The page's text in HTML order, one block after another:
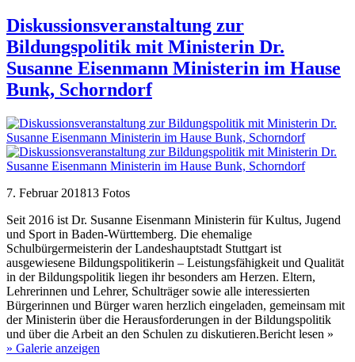
Diskussionsveranstaltung zur
Bildungspolitik mit Ministerin Dr.
Susanne Eisenmann Ministerin im Hause
Bunk, Schorndorf
7. Februar 201813 Fotos
Seit 2016 ist Dr. Susanne Eisenmann Ministerin für Kultus, Jugend
und Sport in Baden-Württemberg. Die ehemalige
Schulbürgermeisterin der Landeshauptstadt Stuttgart ist
ausgewiesene Bildungspolitikerin – Leistungsfähigkeit und Qualität
in der Bildungspolitik liegen ihr besonders am Herzen. Eltern,
Lehrerinnen und Lehrer, Schulträger sowie alle interessierten
Bürgerinnen und Bürger waren herzlich eingeladen, gemeinsam mit
der Ministerin über die Herausforderungen in der Bildungspolitik
und über die Arbeit an den Schulen zu diskutieren.Bericht lesen »
» Galerie anzeigen